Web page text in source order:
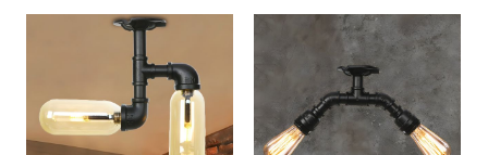
120V 2 Messing